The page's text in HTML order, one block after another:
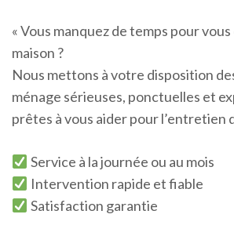
« Vous manquez de temps pour
maison ?
Nous mettons à votre disposition
ménage sérieuses, ponctuelles et
prêtes à vous aider pour l’entretien
Service à la journée ou au mois
Intervention rapide et fiable
Satisfaction garantie